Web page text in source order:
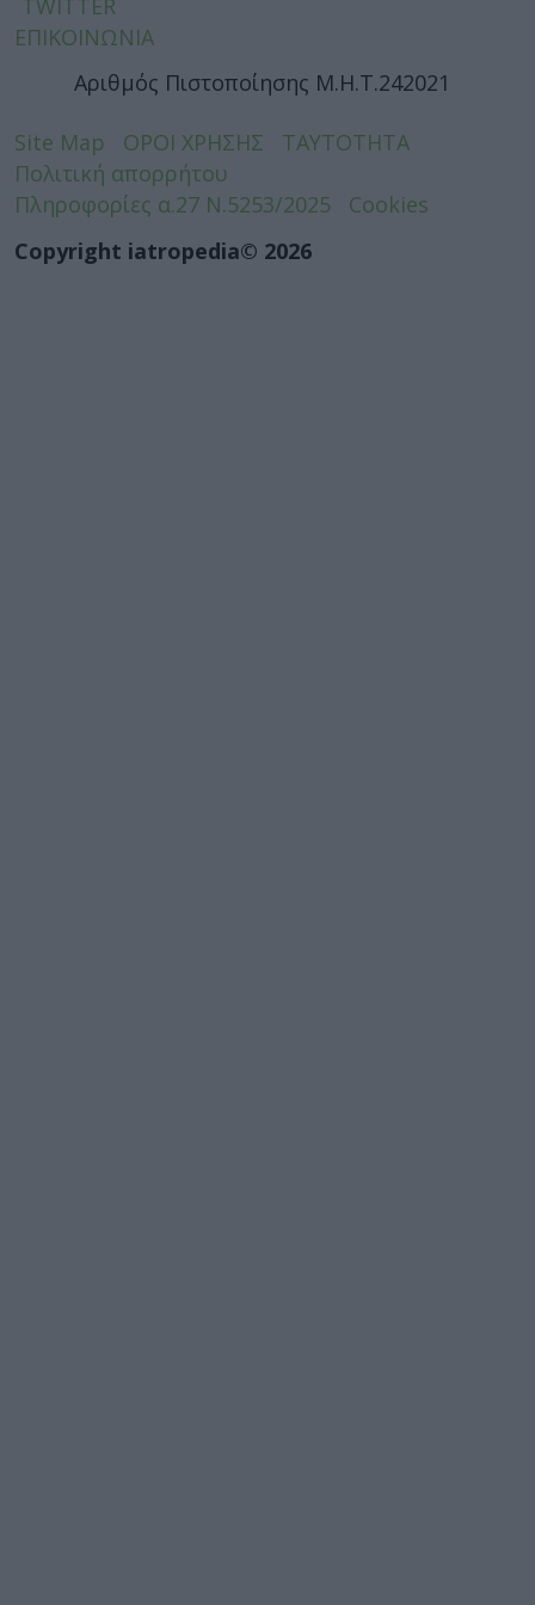
ΕΠΙΚΟΙΝΩΝΙΑ
Αριθμός Πιστοποίησης Μ.Η.Τ.242021
Site Map ΟΡΟΙ ΧΡΗΣΗΣ
ΤΑΥΤΟΤΗΤΑ
Πολιτική απορρήτου
Πληροφορίες α.27 Ν.5253/2025
Cookies
Copyright iatropedia© 2026